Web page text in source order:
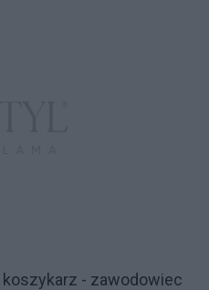
koszykarz - zawodowiec